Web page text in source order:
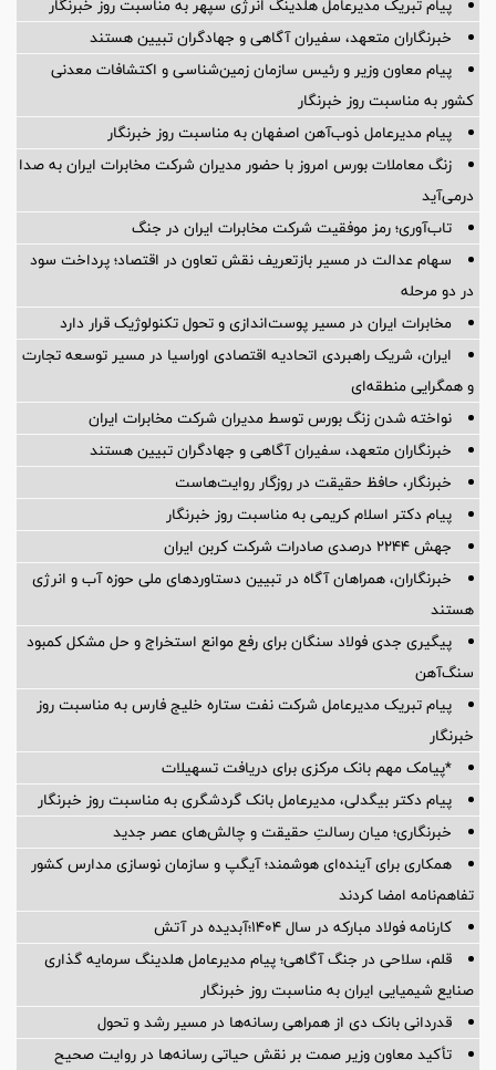
پیام تبریک مدیرعامل هلدینگ انرژی سپهر به مناسبت روز خبرنگار
خبرنگاران متعهد، سفیران آگاهی و جهادگران تبیین هستند
پیام معاون وزیر و رئیس سازمان زمین‌شناسی و اکتشافات معدنی
کشور به مناسبت روز خبرنگار
پیام مدیرعامل ذوب‌آهن اصفهان به مناسبت روز خبرنگار
زنگ معاملات بورس امروز با حضور مدیران شرکت مخابرات ایران به صدا
درمی‌آید
تاب‌آوری؛ رمز موفقیت شرکت مخابرات ایران در جنگ
سهام عدالت در مسیر بازتعریف نقش تعاون در اقتصاد؛ پرداخت سود
در دو مرحله
مخابرات ایران در مسیر پوست‌اندازی و تحول تکنولوژیک قرار دارد
ایران، شریک راهبردی اتحادیه اقتصادی اوراسیا در مسیر توسعه تجارت
و همگرایی منطقه‌ای
نواخته شدن زنگ بورس توسط مدیران شرکت مخابرات ایران
خبرنگاران متعهد، سفیران آگاهی و جهادگران تبیین هستند
خبرنگار، حافظ حقیقت در روزگار روایت‌هاست
پیام دکتر اسلام کریمی به مناسبت روز خبرنگار
جهش ۲۲۴۴ درصدی صادرات شرکت کربن ایران
خبرنگاران، همراهان آگاه در تبیین دستاوردهای ملی حوزه آب و انرژی
هستند
پیگیری جدی فولاد سنگان برای رفع موانع استخراج و حل مشکل کمبود
سنگ‌آهن
پیام تبریک مدیرعامل شرکت نفت ستاره خلیج فارس به مناسبت روز
خبرنگار
*پیامک مهم بانک مرکزی برای دریافت تسهیلات
پیام دکتر بیگدلی، مدیرعامل بانک گردشگری به مناسبت روز خبرنگار
خبرنگاری؛ میان رسالتِ حقیقت و چالش‌های عصر جدید
همکاری برای آینده‌ای هوشمند؛ آیگپ و سازمان نوسازی مدارس کشور
تفاهم‌نامه امضا کردند
کارنامه فولاد مبارکه در سال ۱۴۰۴؛آبدیده در آتش
قلم، سلاحی در جنگ آگاهی؛ پیام مدیرعامل هلدینگ سرمایه گذاری
صنایع شیمیایی ایران به مناسبت روز خبرنگار
قدردانی بانک دی از همراهی رسانه‌ها در مسیر رشد و تحول
تأکید معاون وزیر صمت بر نقش حیاتی رسانه‌ها در روایت صحیح